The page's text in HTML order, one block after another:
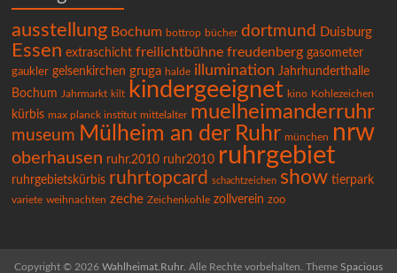
ausstellung Bochum bottrop bücher dortmund Duisburg
Essen extraschicht freilichtbühne freudenberg gasometer
gaukler gelsenkirchen gruga halde illumination Jahrhunderthalle
Bochum Jahrmarkt kilt kindergeeignet kino Kohlezeichen
kürbis max planck institut mittelalter muelheimanderruhr
museum Mülheim an der Ruhr münchen nrw
oberhausen ruhr.2010 ruhr2010 ruhrgebiet
ruhrgebietskürbis ruhrtopcard schachtzeichen show tierpark
variete weihnachten zeche Zeichenkohle zollverein zoo
Copyright © 2026 Wahlheimat.Ruhr. Alle Rechte vorbehalten. Theme Spacious